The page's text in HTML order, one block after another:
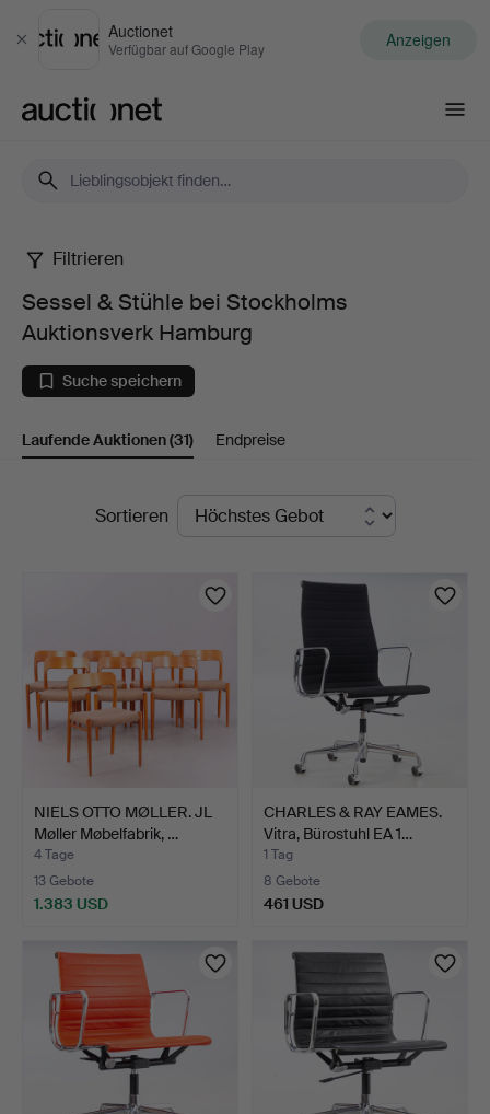
Schließen
Auctionet
Verfügbar auf Google Play Anzeigen
Sessel
Stühle
bei
Auktionsverk
Filtrieren
Sessel & Stühle bei Stockholms
Auktionsverk Hamburg
Suche speichern
Laufende Auktionen(31) Endpreise
LaufendeSortieren
NIELS OTTO MØLLER. JL
Møller Møbelfabrik, …
4 Tage
13 Gebote
1.383 USD
CHARLES & RAY EAMES.
Vitra, Bürostuhl EA 1…
1 Tag
8 Gebote
461 USD